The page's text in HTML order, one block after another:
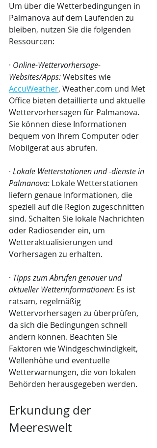
Um über die Wetterbedingungen in
Palmanova auf dem Laufenden zu
bleiben, nutzen Sie die folgenden
Ressourcen:
· Online-Wettervorhersage-
Websites/Apps: Websites wie
AccuWeather, Weather.com und Met
Office bieten detaillierte und aktuelle
Wettervorhersagen für Palmanova.
Sie können diese Informationen
bequem von Ihrem Computer oder
Mobilgerät aus abrufen.
· Lokale Wetterstationen und -dienste in
Palmanova: Lokale Wetterstationen
liefern genaue Informationen, die
speziell auf die Region zugeschnitten
sind. Schalten Sie lokale Nachrichten
oder Radiosender ein, um
Wetteraktualisierungen und
Vorhersagen zu erhalten.
· Tipps zum Abrufen genauer und
aktueller Wetterinformationen: Es ist
ratsam, regelmäßig
Wettervorhersagen zu überprüfen,
da sich die Bedingungen schnell
ändern können. Beachten Sie
Faktoren wie Windgeschwindigkeit,
Wellenhöhe und eventuelle
Wetterwarnungen, die von lokalen
Behörden herausgegeben werden.
Erkundung der
Meereswelt